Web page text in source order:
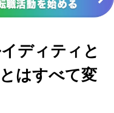
ディティと
はすべて変